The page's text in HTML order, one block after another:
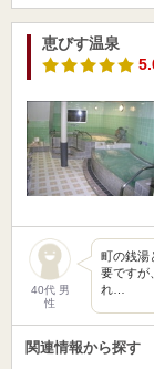
恵びす温泉
40代 男
性
町の銭湯
要ですが
れ…
関連情報から探す